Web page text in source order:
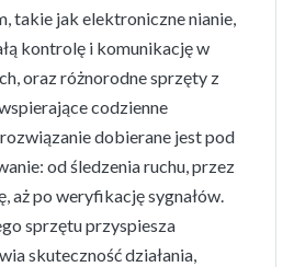
takie jak elektroniczne nianie,
kontrolę i komunikację w
oraz różnorodne sprzęty z
codzienne
dobierane jest pod
od śledzenia ruchu, przez
aż po weryfikację sygnałów.
sprzętu przyspiesza
skuteczność działania,